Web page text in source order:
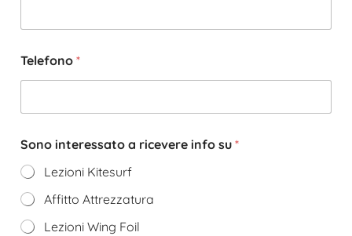
Telefono *
Sono interessato a ricevere info su *
Lezioni Kitesurf
Affitto Attrezzatura
Lezioni Wing Foil